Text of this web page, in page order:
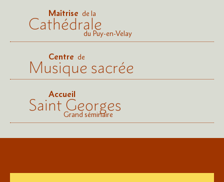
Maîtrise de la
Cathédraledu Puy-en-Velay
Centre de
Musique sacrée
Accueil
Saint Georges
Grand séminaire